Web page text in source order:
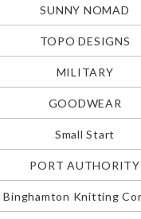
SUNNY NOMAD
TOPO DESIGNS
MILITARY
GOODWEAR
Small Start
PORT AUTHORITY